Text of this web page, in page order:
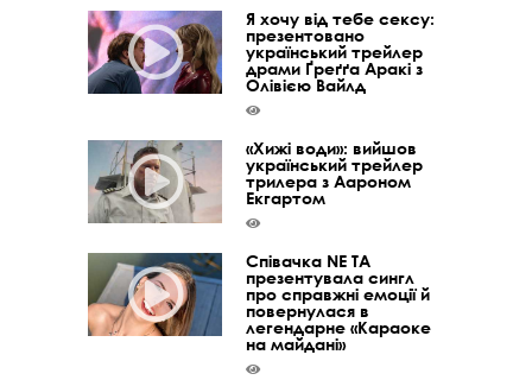
Я хочу від тебе сексу:
презентовано
український трейлер
драми Ґреґґа Аракі з
Олівією Вайлд
«Хижі води»: вийшов
український трейлер
трилера з Аароном
Екгартом
Співачка NE TA
презентувала сингл
про справжні емоції й
повернулася в
легендарне «Караоке
на майдані»